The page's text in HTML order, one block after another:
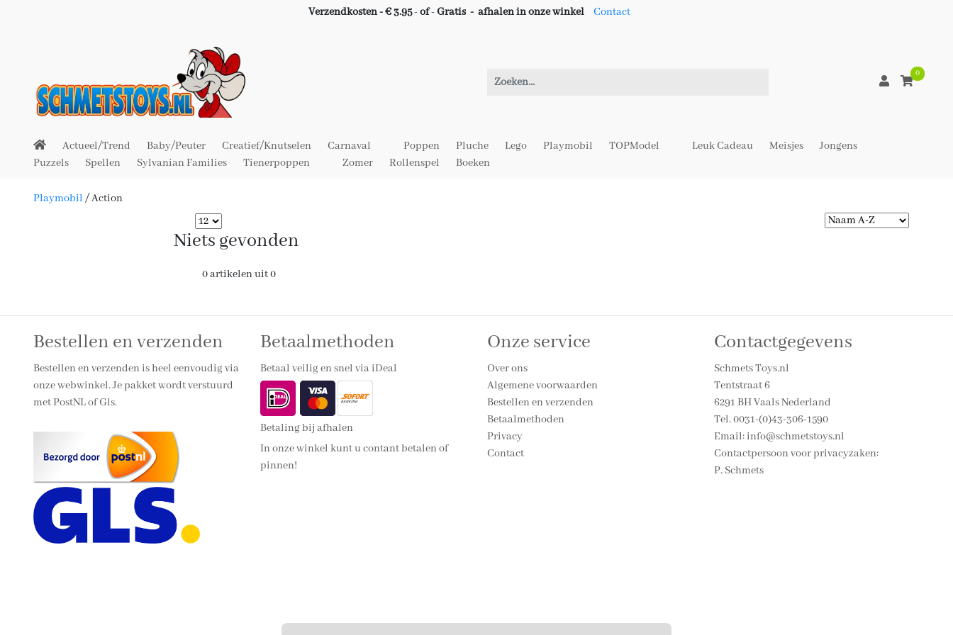
Verzendkosten - € 3.95-of-Gratis - afhalen in onze winkel Contact
0
Actueel/Trend Baby/Peuter Creatief/Knutselen Carnaval Poppen Pluche Lego Playmobil TOPModel Leuk Cadeau Meisjes
Jongens
Puzzels
Spellen Sylvanian Families Tienerpoppen Zomer Rollenspel Boeken
Playmobil /Action
Niets gevonden
0 artikelen uit 0
Bestellen en verzenden
Bestellen en verzenden is heel eenvoudig via
onze webwinkel. Je pakket wordt verstuurd
met PostNL of Gls.
Betaalmethoden
Betaal veilig en snel via iDeal
Betaling bij afhalen
In onze winkel kunt u contant betalen of
pinnen!
Onze service
Over ons
Algemene voorwaarden
Bestellen en verzenden
Betaalmethoden
Privacy
Contact
Contactgegevens
Schmets Toys.nl
Tentstraat 6
6291 BH Vaals Nederland
Tel. 0031-(0)43-306-1590
Email: info@schmetstoys.nl
Contactpersoon voor privacyzaken:
P. Schmets